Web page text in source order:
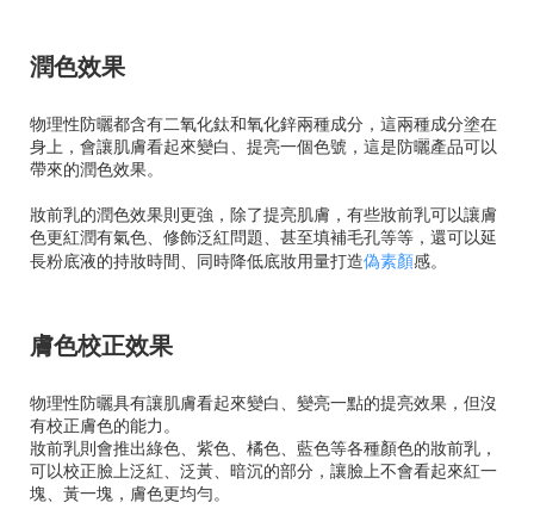
潤色效果
物理性防曬都含有二氧化鈦和氧化鋅兩種成分，這兩種成分塗在
身上，會讓肌膚看起來變白、提亮一個色號，這是防曬產品可以
帶來的潤色效果。
妝前乳的潤色效果則更強，除了提亮肌膚，有些妝前乳可以讓膚
色更紅潤有氣色、修飾泛紅問題、甚至填補毛孔等等，還可以延
長粉底液的持妝時間、同時降低底妝用量打造偽素顏感。
膚色校正效果
物理性防曬具有讓肌膚看起來變白、變亮一點的提亮效果，但沒
有校正膚色的能力。
妝前乳則會推出綠色、紫色、橘色、藍色等各種顏色的妝前乳，
可以校正臉上泛紅、泛黃、暗沉的部分，讓臉上不會看起來紅一
塊、黃一塊，膚色更均勻。